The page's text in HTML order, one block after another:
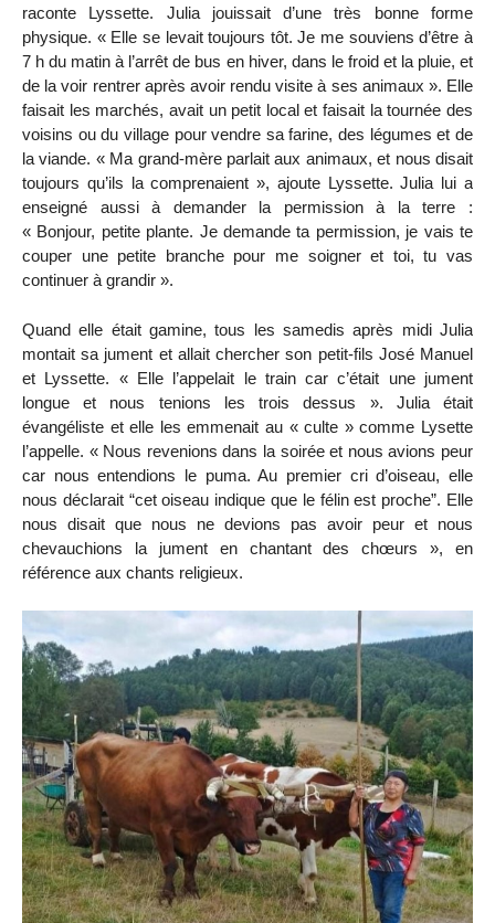
raconte Lyssette. Julia jouissait d’une très bonne forme
physique. « Elle se levait toujours tôt. Je me souviens d’être à
7 h du matin à l’arrêt de bus en hiver, dans le froid et la pluie, et
de la voir rentrer après avoir rendu visite à ses animaux ». Elle
faisait les marchés, avait un petit local et faisait la tournée des
voisins ou du village pour vendre sa farine, des légumes et de
la viande. « Ma grand-mère parlait aux animaux, et nous disait
toujours qu’ils la comprenaient », ajoute Lyssette. Julia lui a
enseigné aussi à demander la permission à la terre :
« Bonjour, petite plante. Je demande ta permission, je vais te
couper une petite branche pour me soigner et toi, tu vas
continuer à grandir ».
Quand elle était gamine, tous les samedis après midi Julia
montait sa jument et allait chercher son petit-fils José Manuel
et Lyssette. « Elle l’appelait le train car c’était une jument
longue et nous tenions les trois dessus ». Julia était
évangéliste et elle les emmenait au « culte » comme Lysette
l’appelle. « Nous revenions dans la soirée et nous avions peur
car nous entendions le puma. Au premier cri d’oiseau, elle
nous déclarait “cet oiseau indique que le félin est proche”. Elle
nous disait que nous ne devions pas avoir peur et nous
chevauchions la jument en chantant des chœurs », en
référence aux chants religieux.